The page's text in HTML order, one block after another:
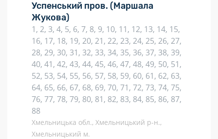
Успенський пров. (Маршала
Жукова)
1, 2, 3, 4, 5, 6, 7, 8, 9, 10, 11, 12, 13, 14, 15,
16, 17, 18, 19, 20, 21, 22, 23, 24, 25, 26, 27,
28, 29, 30, 31, 32, 33, 34, 35, 36, 37, 38, 39,
40, 41, 42, 43, 44, 45, 46, 47, 48, 49, 50, 51,
52, 53, 54, 55, 56, 57, 58, 59, 60, 61, 62, 63,
64, 65, 66, 67, 68, 69, 70, 71, 72, 73, 74, 75,
76, 77, 78, 79, 80, 81, 82, 83, 84, 85, 86, 87,
88
Хмельницька обл., Хмельницький р-н.,
Хмельницький м.